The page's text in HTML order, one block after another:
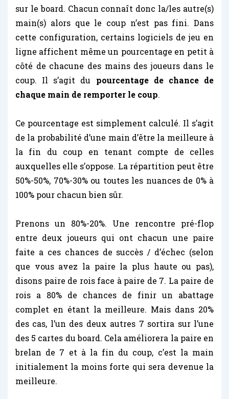
sur le board. Chacun connaît donc la/les autre(s)
main(s) alors que le coup n’est pas fini. Dans
cette configuration, certains logiciels de jeu en
ligne affichent même un pourcentage en petit à
côté de chacune des mains des joueurs dans le
coup. Il s’agit du pourcentage de chance de
chaque main de remporter le coup.
Ce pourcentage est simplement calculé. Il s’agit
de la probabilité d’une main d’être la meilleure à
la fin du coup en tenant compte de celles
auxquelles elle s’oppose. La répartition peut être
50%-50%, 70%-30% ou toutes les nuances de 0% à
100% pour chacun bien sûr.
Prenons un 80%-20%. Une rencontre pré-flop
entre deux joueurs qui ont chacun une paire
faite a ces chances de succès / d’échec (selon
que vous avez la paire la plus haute ou pas),
disons paire de rois face à paire de 7. La paire de
rois a 80% de chances de finir un abattage
complet en étant la meilleure. Mais dans 20%
des cas, l’un des deux autres 7 sortira sur l’une
des 5 cartes du board. Cela améliorera la paire en
brelan de 7 et à la fin du coup, c’est la main
initialement la moins forte qui sera devenue la
meilleure.